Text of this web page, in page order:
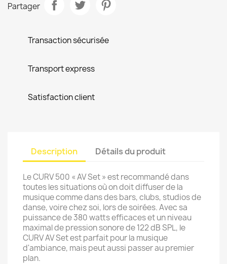
Partager
Transaction sécurisée
Transport express
Satisfaction client
Description Détails du produit
Le CURV 500 « AV Set » est recommandé dans
toutes les situations où on doit diffuser de la
musique comme dans des bars, clubs, studios de
danse, voire chez soi, lors de soirées. Avec sa
puissance de 380 watts efficaces et un niveau
maximal de pression sonore de 122 dB SPL, le
CURV AV Set est parfait pour la musique
d'ambiance, mais peut aussi passer au premier
plan.